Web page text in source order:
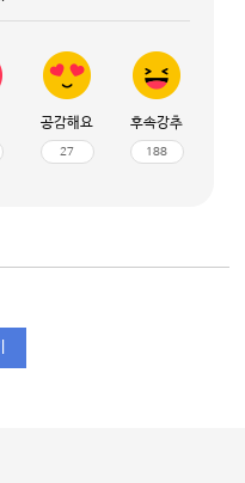
공감해요
27
후속강추
188